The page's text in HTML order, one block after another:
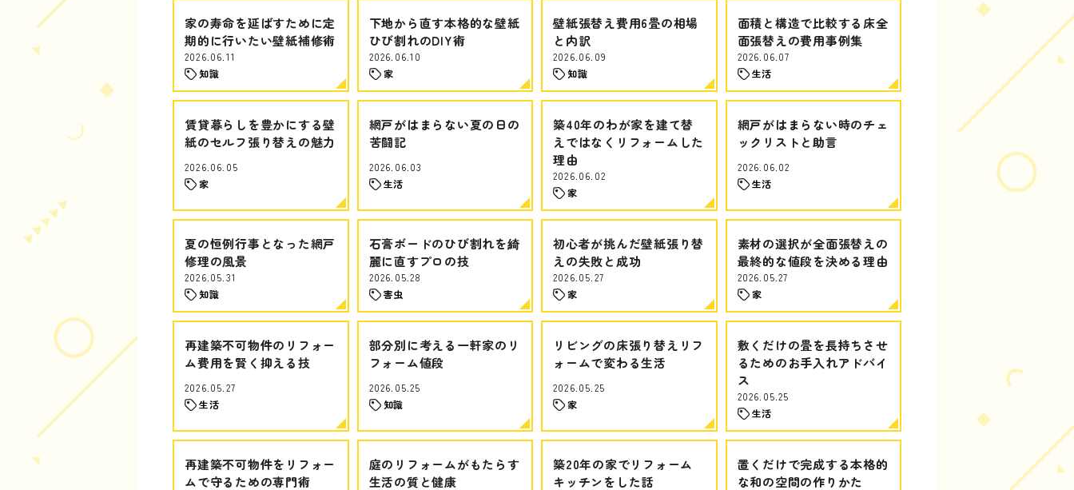
家の寿命を延ばすために定
期的に行いたい壁紙補修術
2026.06.11
知識
下地から直す本格的な壁紙
ひび割れのDIY術
2026.06.10
家
壁紙張替え費用6畳の相場
と内訳
2026.06.09
知識
面積と構造で比較する床全
面張替えの費用事例集
2026.06.07
生活
賃貸暮らしを豊かにする壁
紙のセルフ張り替えの魅力
2026.06.05
家
網戸がはまらない夏の日の
苦闘記
2026.06.03
生活
築40年のわが家を建て替
えではなくリフォームした
理由
2026.06.02
家
網戸がはまらない時のチェ
ックリストと助言
2026.06.02
生活
夏の恒例行事となった網戸
修理の風景
2026.05.31
知識
石膏ボードのひび割れを綺
麗に直すプロの技
2026.05.28
害虫
初心者が挑んだ壁紙張り替
えの失敗と成功
2026.05.27
家
素材の選択が全面張替えの
最終的な値段を決める理由
2026.05.27
家
再建築不可物件のリフォー
ム費用を賢く抑える技
2026.05.27
生活
部分別に考える一軒家のリ
フォーム値段
2026.05.25
知識
リビングの床張り替えリフ
ォームで変わる生活
2026.05.25
家
敷くだけの畳を長持ちさせ
るためのお手入れアドバイ
ス
2026.05.25
生活
再建築不可物件をリフォー
ムで守るための専門術
庭のリフォームがもたらす
生活の質と健康
築20年の家でリフォーム
キッチンをした話
置くだけで完成する本格的
な和の空間の作りかた